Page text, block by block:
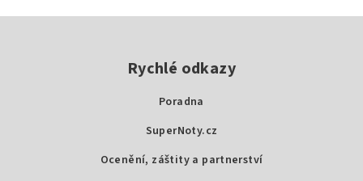
Rychlé odkazy
Poradna
SuperNoty.cz
Ocenění, záštity a partnerství